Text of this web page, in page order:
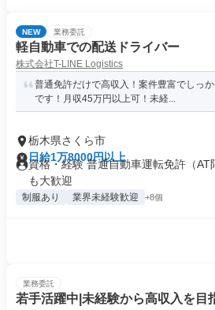
NEW 業務委託
軽自動車での配送ドライバー
株式会社T-LINE Logistics
普通免許だけで高収入！案件豊富でしっ
です！月収45万円以上可！未経...
栃木県さくら市
日給1万8000円以上
資格・経験 普通自動車運転免許（
も大歓迎
制服あり 業界未経験歓迎 +8個
業務委託
若手活躍中|未経験から高収入を目